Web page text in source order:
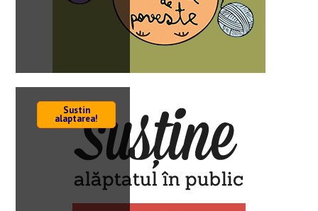
Sustin
alaptarea!